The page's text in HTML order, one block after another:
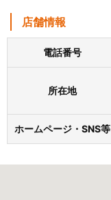
店舗情報
電話番号
所在地
ホームページ・SNS等